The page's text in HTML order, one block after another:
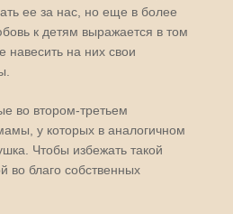
ее за нас, но еще в более
к детям выражается в том
навесить на них свои
во втором-третьем
у которых в аналогичном
Чтобы избежать такой
во благо собственных